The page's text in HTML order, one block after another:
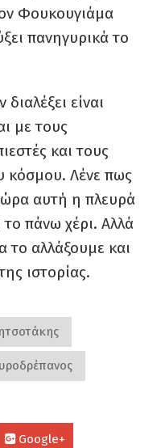
Φουκουγιάμα
πανηγυρικά το
είναι
με τους
και τους
κόσμου. Λένε πως
αυτή η πλευρά
το πάνω χέρι. Αλλά
το αλλάξουμε και
ιστορίας.
Google+